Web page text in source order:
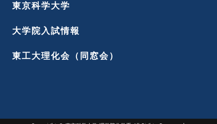
東京科学大学
大学院入試情報
東工大理化会（同窓会）